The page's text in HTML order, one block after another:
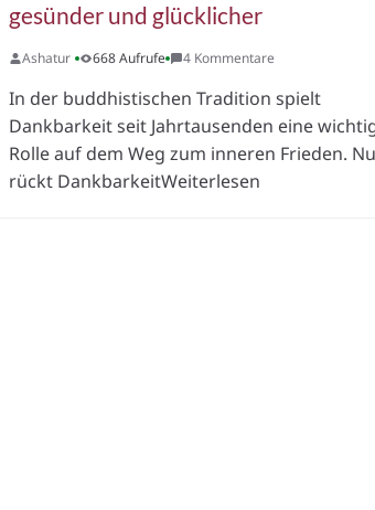
gesünder und glücklicher
Ashatur 668 Aufrufe 4 Kommentare
In der buddhistischen Tradition spielt
Dankbarkeit seit Jahrtausenden eine
Rolle auf dem Weg zum inneren Frieden.
rückt DankbarkeitWeiterlesen